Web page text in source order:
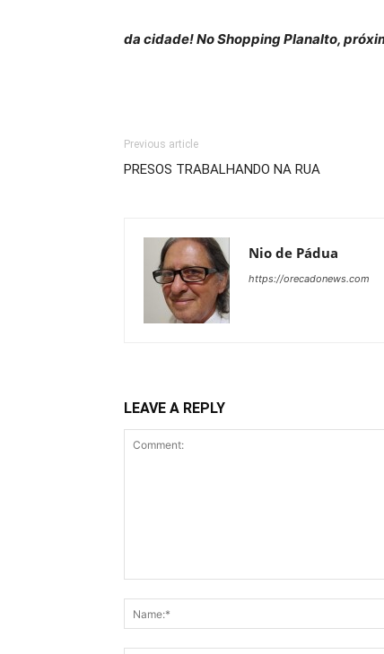
da cidade! No Shopping Planalto,
Previous article
PRESOS TRABALHANDO NA RUA
Nio de Pádua
https://orecadonews.com
LEAVE A REPLY